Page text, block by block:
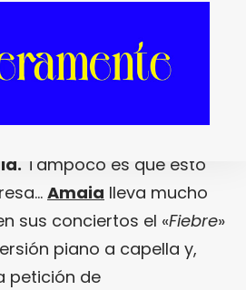
Tampoco es que esto
Amaia lleva mucho
sus conciertos el «Fiebre»
piano a capella y,
petición de